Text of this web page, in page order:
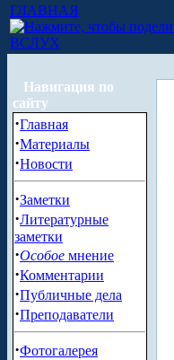
ГЛАВНАЯ
ВСЛУХ
Навигация по
сайту
·Главная
·Материалы
·Новости
·Заметки
·Литературные
заметки
·Особое мнение
·Комментарии
·Публичные дела
·Преподаватели
·Фотогалерея